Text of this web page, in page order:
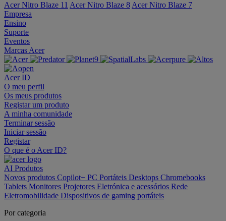
Acer Nitro Blaze 11 Acer Nitro Blaze 8 Acer Nitro Blaze 7
Empresa
Ensino
Suporte
Eventos
Marcas Acer
Acer ID
O meu perfil
Os meus produtos
Registar um produto
A minha comunidade
Terminar sessão
Iniciar sessão
Registar
O que é o Acer ID?
AI Produtos
Novos produtos Copilot+ PC Portáteis Desktops Chromebooks
Tablets Monitores Projetores Eletrónica e acessórios Rede
Eletromobilidade Dispositivos de gaming portáteis
Por categoria